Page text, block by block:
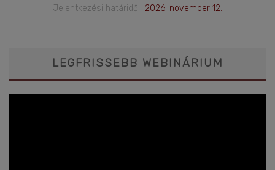
Jelentkezési határidő: 2026. november 12.
LEGFRISSEBB WEBINÁRIUM